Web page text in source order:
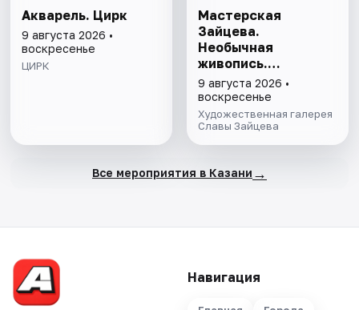
Акварель. Цирк
9 августа 2026 •
воскресенье
ЦИРК
Мастерская
Зайцева.
Необычная
живопись.
Необычная графика
9 августа 2026 •
воскресенье
Художественная галерея
Славы Зайцева
Все мероприятия в Казани →
Навигация